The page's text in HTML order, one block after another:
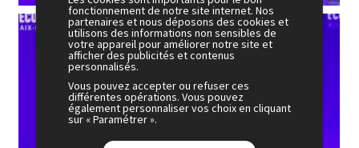
fonctionnement de notre site internet. Nos
partenaires et nous déposons des cookies et
utilisons des informations non sensibles de
votre appareil pour améliorer notre site et
afficher des publicités et contenus
personnalisés.
Vous pouvez accepter ou refuser ces
différentes opérations. Vous pouvez
également personnaliser vos choix en cliquant
sur « Paramétrer ».